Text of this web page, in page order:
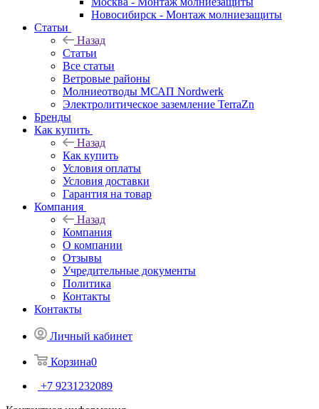
Новосибирск - Монтаж молниезащиты
Статьи
Назад
Статьи
Все статьи
Ветровые районы
Молниеотводы МСАП Nordwerk
Электролитическое заземление TerraZn
Бренды
Как купить
Назад
Как купить
Условия оплаты
Условия доставки
Гарантия на товар
Компания
Назад
Компания
О компании
Отзывы
Учредительные документы
Политика
Контакты
Контакты
Личный кабинет
Корзина0
+7 9231232089